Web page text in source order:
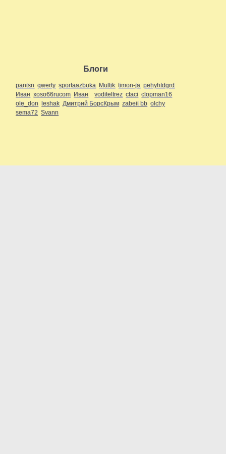
Блоги
panisn qwerty sportaazbuka Multik timon-ja pehyhtdgrd
Иван xoso66rucom Иван voditeltrez ctaci clopman16
ole_don leshak Дмитрий БорсКрым zabeii bb olchy
sema72 Svann